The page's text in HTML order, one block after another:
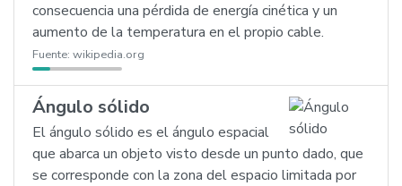
consecuencia una pérdida de energía cinética y un
aumento de la temperatura en el propio cable.
Fuente: wikipedia.org
Ángulo sólido
El ángulo sólido es el ángulo espacial
que abarca un objeto visto desde un punto dado, que
se corresponde con la zona del espacio limitada por